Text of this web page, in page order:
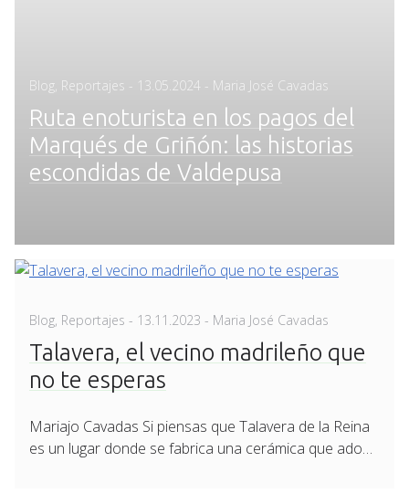
Blog Reportajes - Posted
13.05.2024 - Maria José Cavadas
Ruta enoturista en los pagos del
Marqués de Griñón: las historias
escondidas de Valdepusa
Blog, Reportajes - Posted
on
13.11.2023 - Maria José Cavadas
Talavera, el vecino madrileño que
no te esperas
Mariajo Cavadas Si piensas que Talavera de la Reina
es un lugar donde se fabrica una cerámica que ado…